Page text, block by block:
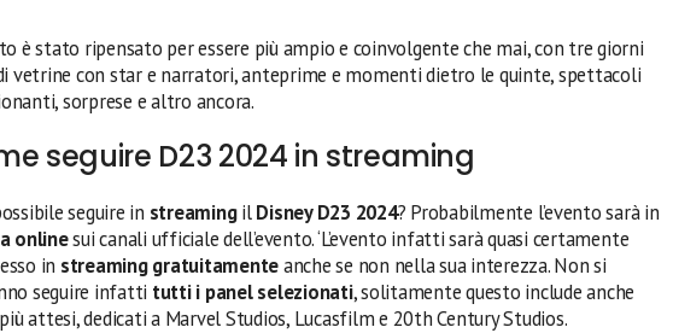
è stato ripensato per essere più ampio e coinvolgente che mai, con tre giorni
vetrine con star e narratori, anteprime e momenti dietro le quinte, spettacoli
sorprese e altro ancora.
seguire D23 2024 in streaming
seguire in streamingilDisney D23 2024? Probabilmente l’evento sarà in
onlinesui canali ufficiale dell’evento. ‘L’evento infatti sarà quasi certamente
in streaming gratuitamenteanche se non nella sua interezza. Non si
seguire infatti tutti i panel selezionati, solitamente questo include anche
attesi, dedicati a Marvel Studios, Lucasfilm e 20th Century Studios.